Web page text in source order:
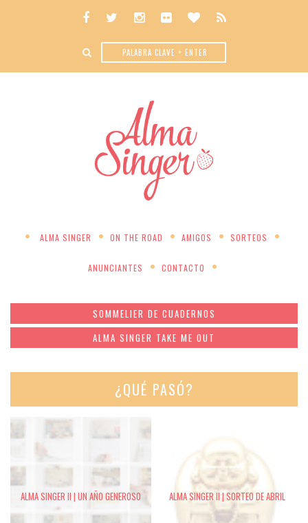
ALMA SINGER ON THE ROAD AMIGOS SORTEOS
ANUNCIANTES CONTACTO
SOMMELIER DE CUADERNOS
ALMA SINGER TAKE ME OUT
¿QUÉ PASÓ?
ALMA SINGER II | UN AÑO GENEROSO ALMA SINGER II | SORTEO DE ABRIL